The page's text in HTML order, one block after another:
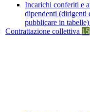
Incarichi conferiti e
dipendenti (dirigenti
pubblicare in tabelle)
Contrattazione collettiva 15